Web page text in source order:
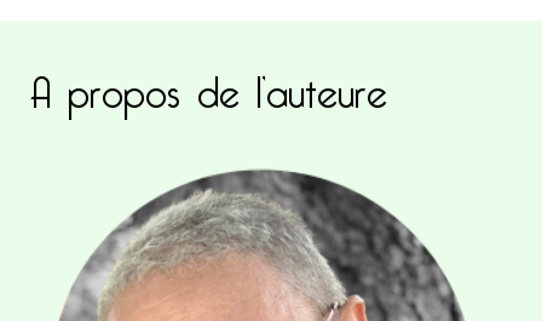
A propos de l’auteure